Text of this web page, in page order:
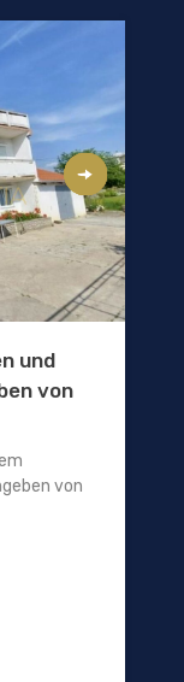
und
von
von